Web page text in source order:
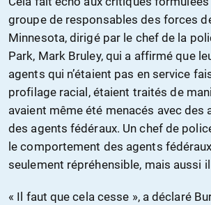
groupe de responsables des forces
Minnesota, dirigé par le chef de la
Park, Mark Bruley, qui a affirmé que
agents qui n’étaient pas en service
profilage racial, étaient traités de
avaient même été menacés avec des
des agents fédéraux. Un chef de
le comportement des agents
seulement répréhensible, mais aussi
« Il faut que cela cesse », a déclaré